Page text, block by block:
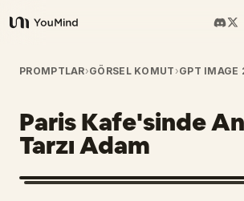
YouMind
Genel Bakış
Kullanım Senaryoları
Beceriler
PROMPTLAR›GÖRSEL KOMUT ›GPT IMAGE
Paris Kafe'sinde
Tarzı Adam